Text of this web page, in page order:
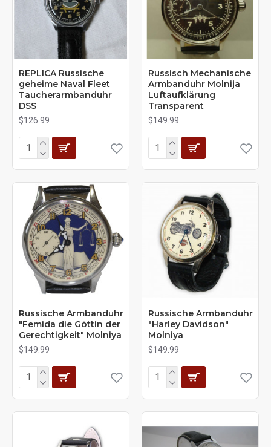
REPLICA Russische
geheime Naval Fleet
Taucherarmbanduhr
DSS
$126.99
Russisch Mechanische
Armbanduhr Molnija
Luftaufklärung
Transparent
$149.99
Russische Armbanduhr
"Femida die Göttin der
Gerechtigkeit" Molniya
$149.99
Russische Armbanduhr
"Harley Davidson"
Molniya
$149.99